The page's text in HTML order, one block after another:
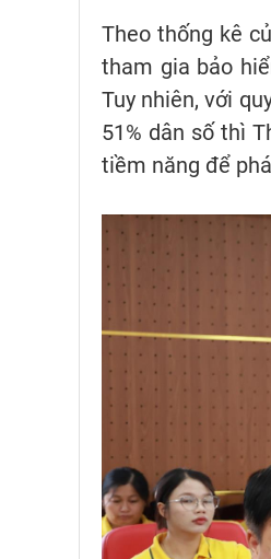
Theo thống kê
tham gia bảo
Tuy nhiên, với
51% dân số thì
tiềm năng để